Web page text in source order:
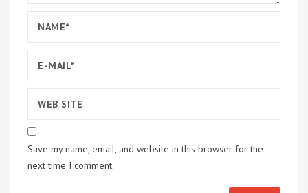
Save my name, email, and website in this browser for the
next time I comment.